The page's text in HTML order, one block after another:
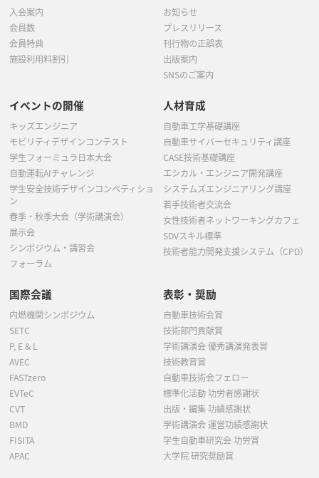
入会案内
会員数
会員特典
施設利用料割引
お知らせ
プレスリリース
刊行物の正誤表
出版案内
SNSのご案内
イベントの開催
キッズエンジニア
モビリティデザインコンテスト
学生フォーミュラ日本大会
自動運転AIチャレンジ
学生安全技術デザインコンペティショ
ン
春季・秋季大会（学術講演会）
展示会
シンポジウム・講習会
フォーラム
人材育成
自動車工学基礎講座
自動車サイバーセキュリティ講座
CASE技術基礎講座
エシカル・エンジニア開発講座
システムズエンジニアリング講座
若手技術者交流会
女性技術者ネットワーキングカフェ
SDVスキル標準
技術者能力開発支援システム（CPD）
国際会議
内燃機関シンポジウム
SETC
P, E & L
AVEC
FASTzero
EVTeC
CVT
BMD
FISITA
APAC
表彰・奨励
自動車技術会賞
技術部門貢献賞
学術講演会 優秀講演発表賞
技術教育賞
自動車技術会フェロー
標準化活動 功労者感謝状
出版・編集 功績感謝状
学術講演会 運営功績感謝状
学生自動車研究会 功労賞
大学院 研究奨励賞